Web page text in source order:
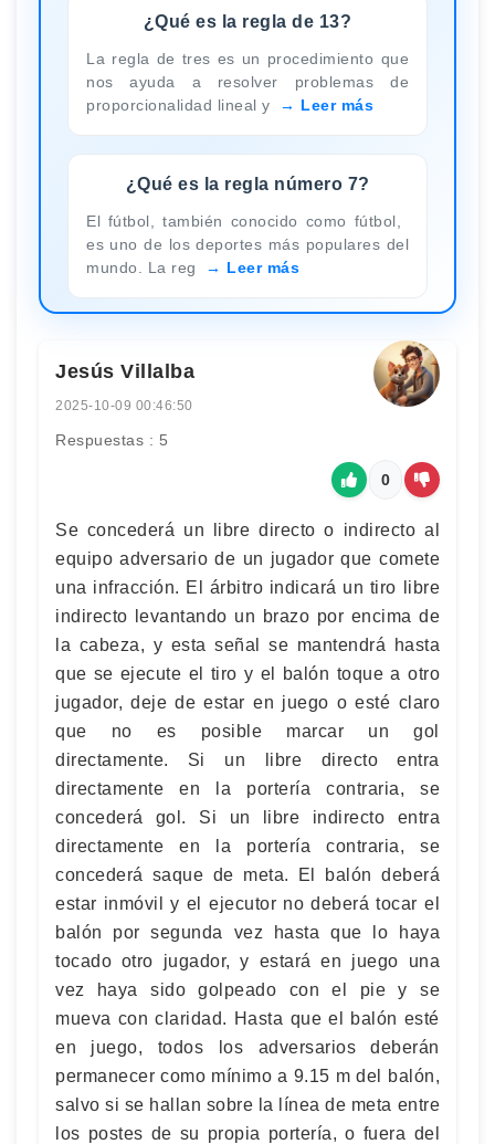
¿Qué es la regla de 13?
La regla de tres es un procedimiento que
nos ayuda a resolver problemas de
proporcionalidad lineal y
Leer más
¿Qué es la regla número 7?
El fútbol, ​​también conocido como fútbol, ​​
es uno de los deportes más populares del
mundo. La reg
Leer más
Jesús Villalba
2025-10-09 00:46:50
Respuestas : 5
0
Se concederá un libre directo o indirecto al
equipo adversario de un jugador que comete
una infracción. El árbitro indicará un tiro libre
indirecto levantando un brazo por encima de
la cabeza, y esta señal se mantendrá hasta
que se ejecute el tiro y el balón toque a otro
jugador, deje de estar en juego o esté claro
que no es posible marcar un gol
directamente. Si un libre directo entra
directamente en la portería contraria, se
concederá gol. Si un libre indirecto entra
directamente en la portería contraria, se
concederá saque de meta. El balón deberá
estar inmóvil y el ejecutor no deberá tocar el
balón por segunda vez hasta que lo haya
tocado otro jugador, y estará en juego una
vez haya sido golpeado con el pie y se
mueva con claridad. Hasta que el balón esté
en juego, todos los adversarios deberán
permanecer como mínimo a 9.15 m del balón,
salvo si se hallan sobre la línea de meta entre
los postes de su propia portería, o fuera del